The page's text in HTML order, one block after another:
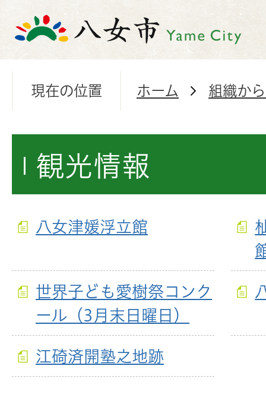
現在の位置 ホーム 組織か
観光情報
八女津媛浮立館
世界子ども愛樹祭コンク
ール（3月末日曜日）
江碕済開塾之地跡